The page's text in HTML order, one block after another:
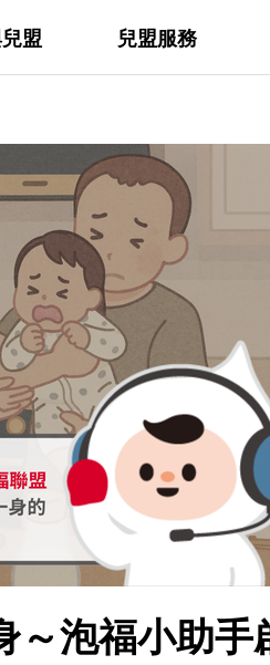
盟 兒盟服務
泡福小助手